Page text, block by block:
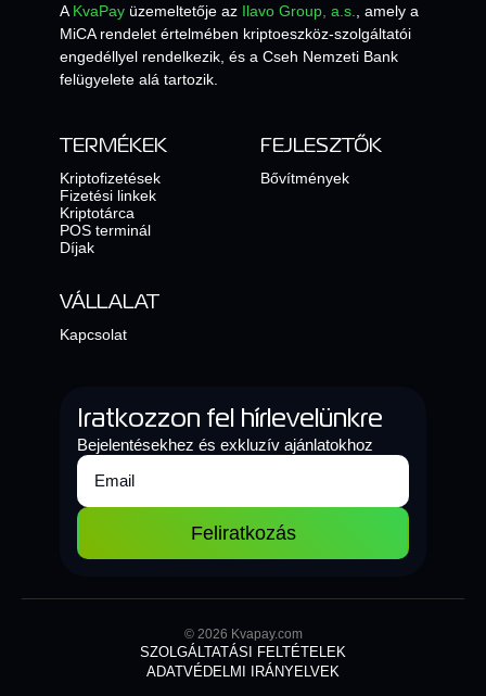
A KvaPay üzemeltetője az Ilavo Group, a.s.
, amely a
MiCA rendelet értelmében kriptoeszköz-szolgáltatói
engedéllyel rendelkezik, és a Cseh Nemzeti Bank
felügyelete alá tartozik.
TERMÉKEK
Kriptofizetések
Fizetési linkek
Kriptotárca
POS terminál
Díjak
FEJLESZTŐK
Bővítmények
VÁLLALAT
Kapcsolat
Iratkozzon fel hírlevelünkre
Bejelentésekhez és exkluzív ajánlatokhoz
Feliratkozás
© 2026 Kvapay.com
SZOLGÁLTATÁSI FELTÉTELEK
ADATVÉDELMI IRÁNYELVEK